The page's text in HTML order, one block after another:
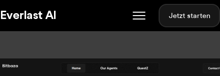
Everlast AI Jetzt starten